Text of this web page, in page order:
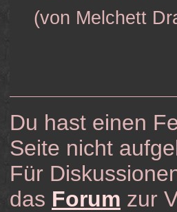
(von Melchett
Du hast einen
Seite nicht
Für
das Forum zur